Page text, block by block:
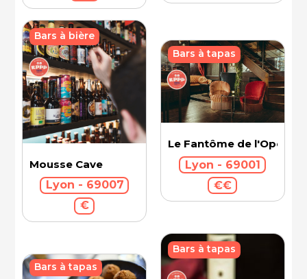
Mousse Cave
Lyon - 69007
€
Bars à bière
Le Fantôme de l'Opéra
Lyon - 69001
€€
Bars à tapas
Bars à tapas
Bars à tapas